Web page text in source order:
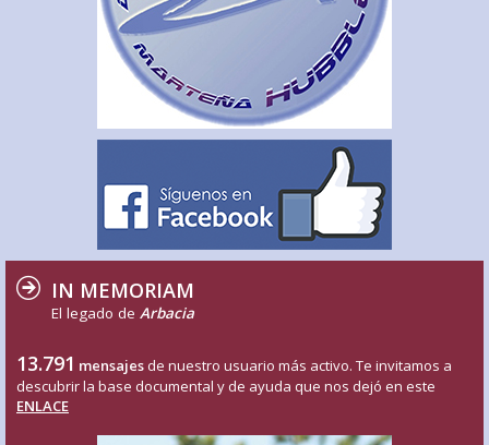
IN MEMORIAM
El legado de Arbacia
13.791 mensajes de nuestro usuario más activo. Te invitamos a
descubrir la base documental y de ayuda que nos dejó en este
ENLACE